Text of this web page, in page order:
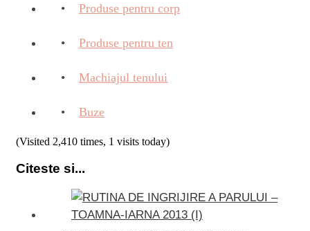
Produse pentru corp
Produse pentru ten
Machiajul tenului
Buze
(Visited 2,410 times, 1 visits today)
Citeste si...